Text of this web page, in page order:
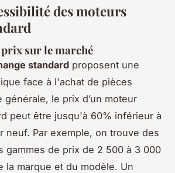
des moteurs
sur le marché
standard proposent une
face à l'achat de pièces
générale, le prix d’un moteur
peut être jusqu'à 60% inférieur à
neuf. Par exemple, on trouve des
gammes de prix de 2 500 à 3 000
la marque et du modèle. Un